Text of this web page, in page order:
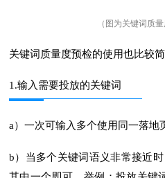
（图为关键词质
关键词质量度预检的使用也比较
1.输入需要投放的关键词
a）一次可输入多个使用同一落地
b）当多个关键词语义非常接近